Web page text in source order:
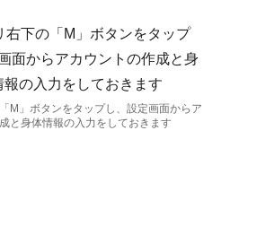
M」ボタンをタップし、設定画面からア
と身体情報の入力をしておきます